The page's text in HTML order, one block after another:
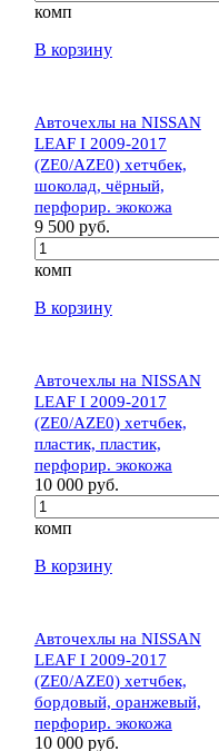
комп
В корзину
Авточехлы на NISSAN
LEAF I 2009-2017
(ZE0/AZE0) хетчбек,
шоколад, чёрный,
перфорир. экокожа
9 500 руб.
комп
В корзину
Авточехлы на NISSAN
LEAF I 2009-2017
(ZE0/AZE0) хетчбек,
пластик, пластик,
перфорир. экокожа
10 000 руб.
комп
В корзину
Авточехлы на NISSAN
LEAF I 2009-2017
(ZE0/AZE0) хетчбек,
бордовый, оранжевый,
перфорир. экокожа
10 000 руб.